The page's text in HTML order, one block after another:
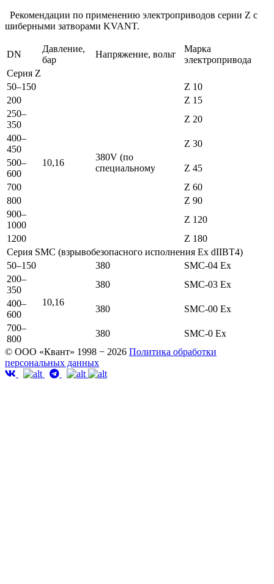
Рекомендации по применению электроприводов серии Z с
шиберными затворами KVANT.
DN
Давление,
бар
Напряжение, вольт
Марка
электропривода
Серия Z
50–150
10,16
380V (по
специальному
Z 10
200
Z 15
250–
350
Z 20
400–
450
Z 30
500–
600
Z 45
700
Z 60
800
Z 90
900–
1000
Z 120
1200
Z 180
Серия SMC (взрывобезопасного исполнения Ex dIIBT4)
50–150
10,16
380
SMC-04 Ex
200–
350
380
SMC-03 Ex
400–
600
380
SMC-00 Ex
700–
800
380
SMC-0 Ex
© ООО «Квант» 1998 − 2026 Политика обработки
персональных данных